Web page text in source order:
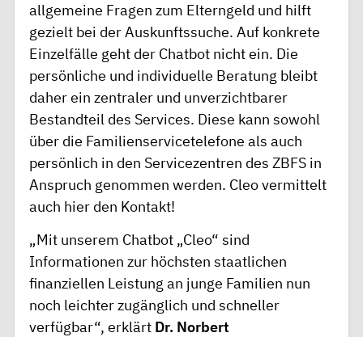
allgemeine Fragen zum Elterngeld und hilft
gezielt bei der Auskunftssuche. Auf konkrete
Einzelfälle geht der Chatbot nicht ein. Die
persönliche und individuelle Beratung bleibt
daher ein zentraler und unverzichtbarer
Bestandteil des Services. Diese kann sowohl
über die Familienservicetelefone als auch
persönlich in den Servicezentren des ZBFS in
Anspruch genommen werden. Cleo vermittelt
auch hier den Kontakt!
„Mit unserem Chatbot „Cleo“ sind
Informationen zur höchsten staatlichen
finanziellen Leistung an junge Familien nun
noch leichter zugänglich und schneller
verfügbar“, erklärt Dr. Norbert